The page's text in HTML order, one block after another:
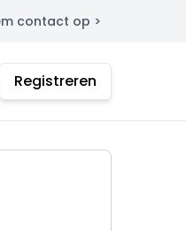
contact op >
Registreren